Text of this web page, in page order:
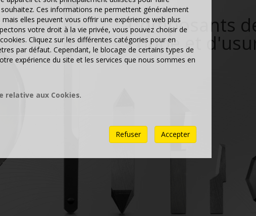
Composants
coupe et
Ces informations ne permettent généralement
elles peuvent vous offrir une expérience web plus
votre droit à la vie privée, vous pouvez choisir de
Cliquez sur les différentes catégories pour en
par défaut. Cependant, le blocage de certains types de
expérience du site et les services que nous sommes en
relative aux Cookies.
Refuser Accepter